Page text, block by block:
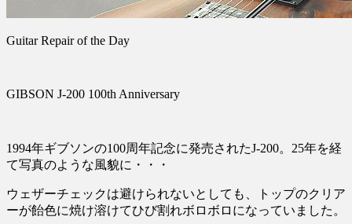
Guitar Repair of the Day
GIBSON J-200 100th Anniversary
1994年ギブソンの100周年記念に発売されたJ-200。25年を経
て写真のような風貌に・・・
ウェザーチェックは避けられないとしても、トップのクリア
ーが飴色に焼け溶けてひび割れボロボロになっていました。